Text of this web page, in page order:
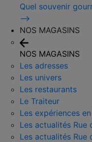
Quel souvenir
⟶
NOS MAGASINS
NOS MAGASINS
Les adresses
Les univers
Les restaurants
Le Traiteur
Les expériences
Les actualités Rue
Les actualités Rue